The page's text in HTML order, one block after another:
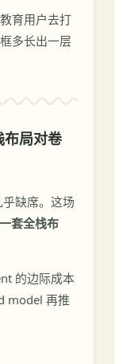
育用户去打
多长出一层
局对卷
缺席。这场
一套全栈布
的边际成本
model 再推